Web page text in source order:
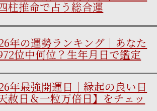
柱推命で占う総合運
年の運勢ランキング｜あなた
位中何位？生年月日で鑑定
年最強開運日｜縁起の良い日
赦日＆一粒万倍日】をチェッ